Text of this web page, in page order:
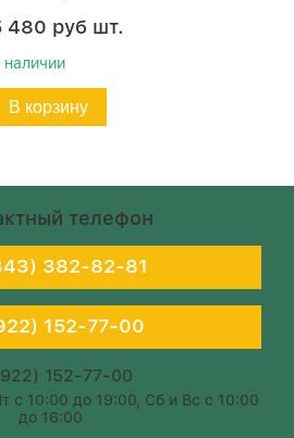
480 руб шт.
наличии
В корзину
телефон
382-82-81
152-77-00
152-77-00
с 10:00 до 19:00, Сб и Вс с 10:00
до 16:00